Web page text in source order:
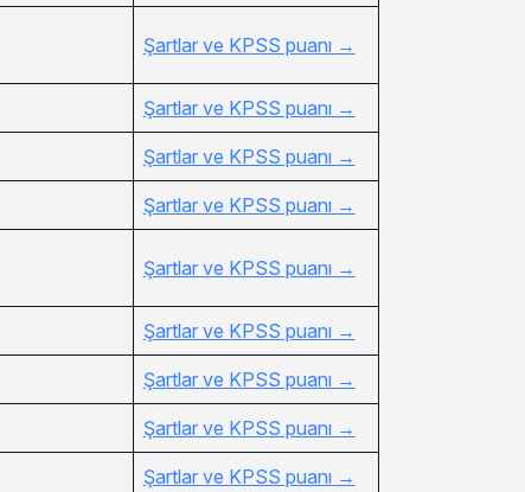
Şartlar ve KPSS puanı →
Şartlar ve KPSS puanı →
Şartlar ve KPSS puanı →
Şartlar ve KPSS puanı →
Şartlar ve KPSS puanı →
Şartlar ve KPSS puanı →
Şartlar ve KPSS puanı →
Şartlar ve KPSS puanı →
Şartlar ve KPSS puanı →